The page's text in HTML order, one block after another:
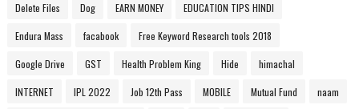
Delete Files Dog EARN MONEY EDUCATION TIPS HINDI
Endura Mass facabook Free Keyword Research tools 2018
Google Drive GST Health Problem King Hide himachal
INTERNET IPL 2022 Job 12th Pass MOBILE Mutual Fund naam